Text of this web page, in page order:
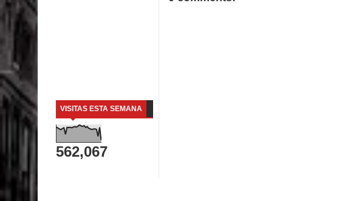
VISITAS ESTA SEMANA
562,067